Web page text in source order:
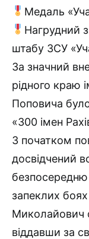
Медаль
Нагрудний
штабу ЗСУ
За значний
рідного краю
Поповича
«300 імен
З початком
досвідчений
запеклих
Миколайович
віддавши за